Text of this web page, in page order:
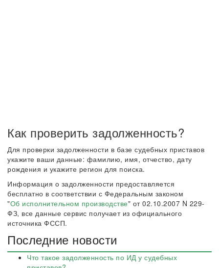
Как проверить задолженность?
Для проверки задолженности в базе судебных приставов
укажите ваши данные: фамилию, имя, отчество, дату
рождения и укажите регион для поиска.
Информация о задолженности предоставляется
бесплатно в соответствии с Федеральным законом
"Об исполнительном производстве" от 02.10.2007 N 229-
ФЗ, все данные сервис получает из официального
источника ФССП.
Последние новости
Что такое задолженность по ИД у судебных